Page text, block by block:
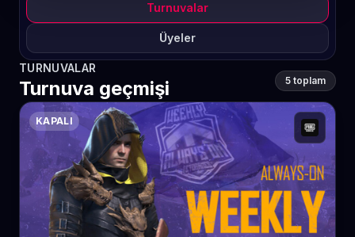
Turnuvalar
Üyeler
TURNUVALAR
Turnuva geçmişi 5 toplam
KAPALI